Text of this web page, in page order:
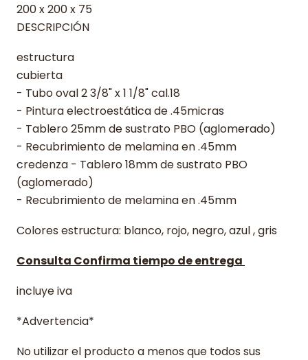
200 x 200 x 75
DESCRIPCIÓN
estructura
cubierta
- Tubo oval 2 3/8" x 1 1/8" cal.18
- Pintura electroestática de .45micras
- Tablero 25mm de sustrato PBO (aglomerado)
- Recubrimiento de melamina en .45mm
credenza - Tablero 18mm de sustrato PBO
(aglomerado)
- Recubrimiento de melamina en .45mm
Colores estructura: blanco, rojo, negro, azul , gris
Consulta Confirma tiempo de entrega
incluye iva
*Advertencia*
No utilizar el producto a menos que todos sus